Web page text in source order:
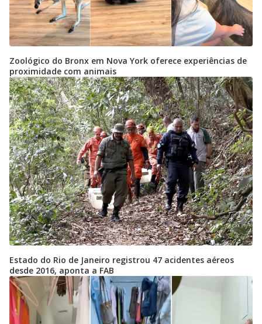
Zoológico do Bronx em Nova York oferece experiências de
proximidade com animais
Estado do Rio de Janeiro registrou 47 acidentes aéreos
desde 2016, aponta a FAB